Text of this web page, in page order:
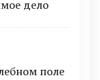
дело
поле